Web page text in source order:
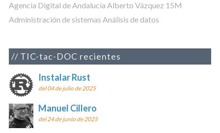
Agencia Digital de Andalucía Alberto Vázquez 15M
Administración de sistemas Análisis de datos
TIC-tac-DOC recientes
Instalar Rust
del 04 de julio de 2025
Manuel Cillero
del 24 de junio de 2025